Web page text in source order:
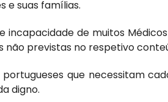
e suas famílias.
incapacidade de muitos
previstas no respetivo
que necessitam
digno.